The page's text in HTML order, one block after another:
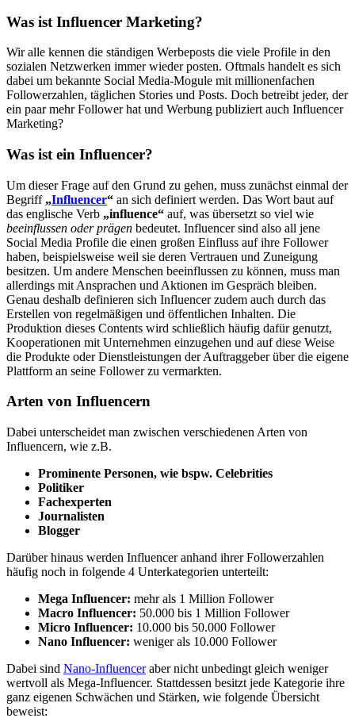
Was ist Influencer Marketing?
Wir alle kennen die ständigen Werbeposts die viele Profile in den
sozialen Netzwerken immer wieder posten. Oftmals handelt es sich
dabei um bekannte Social Media-Mogule mit millionenfachen
Followerzahlen, täglichen Stories und Posts. Doch betreibt jeder, der
ein paar mehr Follower hat und Werbung publiziert auch Influencer
Marketing?
Was ist ein Influencer?
Um dieser Frage auf den Grund zu gehen, muss zunächst einmal der
Begriff „Influencer“ an sich definiert werden. Das Wort baut auf
das englische Verb „influence“ auf, was übersetzt so viel wie
beeinflussen oder prägen bedeutet. Influencer sind also all jene
Social Media Profile die einen großen Einfluss auf ihre Follower
haben, beispielsweise weil sie deren Vertrauen und Zuneigung
besitzen. Um andere Menschen beeinflussen zu können, muss man
allerdings mit Ansprachen und Aktionen im Gespräch bleiben.
Genau deshalb definieren sich Influencer zudem auch durch das
Erstellen von regelmäßigen und öffentlichen Inhalten. Die
Produktion dieses Contents wird schließlich häufig dafür genutzt,
Kooperationen mit Unternehmen einzugehen und auf diese Weise
die Produkte oder Dienstleistungen der Auftraggeber über die eigene
Plattform an seine Follower zu vermarkten.
Arten von Influencern
Dabei unterscheidet man zwischen verschiedenen Arten von
Influencern, wie z.B.
Prominente Personen, wie bspw. Celebrities
Politiker
Fachexperten
Journalisten
Blogger
Darüber hinaus werden Influencer anhand ihrer Followerzahlen
häufig noch in folgende 4 Unterkategorien unterteilt:
Mega Influencer: mehr als 1 Million Follower
Macro Influencer: 50.000 bis 1 Million Follower
Micro Influencer: 10.000 bis 50.000 Follower
Nano Influencer: weniger als 10.000 Follower
Dabei sind Nano-Influenceraber nicht unbedingt gleich weniger
wertvoll als Mega-Influencer. Stattdessen besitzt jede Kategorie ihre
ganz eigenen Schwächen und Stärken, wie folgende Übersicht
beweist: